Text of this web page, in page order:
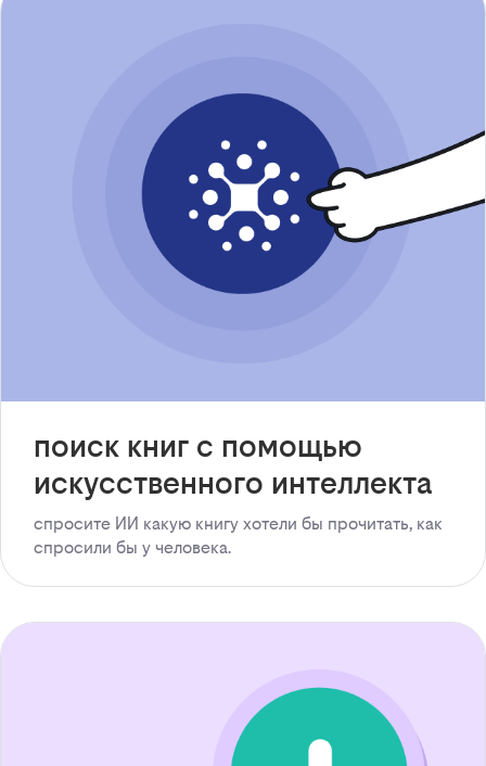
поиск книг с помощью
искусственного интеллекта
спросите ИИ какую книгу хотели бы прочитать, как
спросили бы у человека.